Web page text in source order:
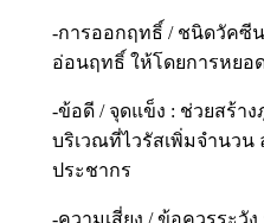
-การออกฤทธิ์ / ชนิดวัคซี
อ่อนฤทธิ์ ให้โดยการหยอ
-ข้อดี / จุดแข็ง : ช่วยสร้า
บริเวณที่ไวรัสเพิ่มจำนวน
ประชากร
-ความเสี่ยง / ข้อควรระวั